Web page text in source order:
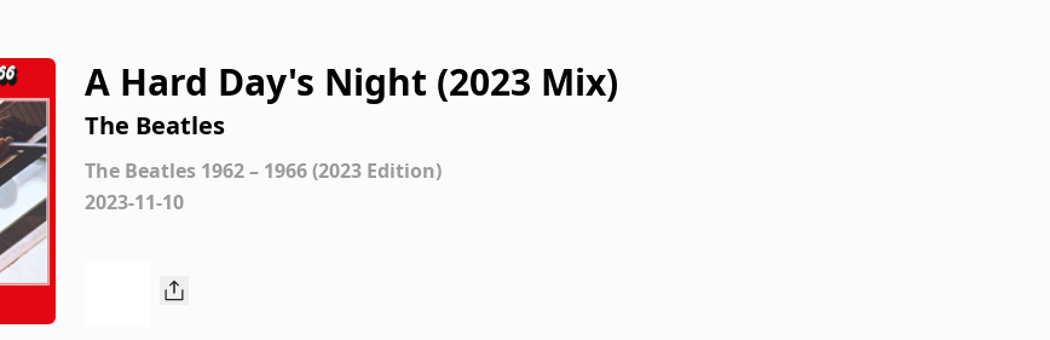
A Hard Day's Night (2023 Mix)
The Beatles
The Beatles 1962 – 1966 (2023 Edition)
2023-11-10